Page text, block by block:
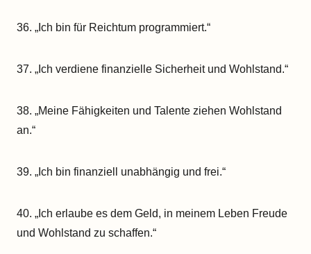
36. „Ich bin für Reichtum programmiert.“
37. „Ich verdiene finanzielle Sicherheit und Wohlstand.“
38. „Meine Fähigkeiten und Talente ziehen Wohlstand
an.“
39. „Ich bin finanziell unabhängig und frei.“
40. „Ich erlaube es dem Geld, in meinem Leben Freude
und Wohlstand zu schaffen.“